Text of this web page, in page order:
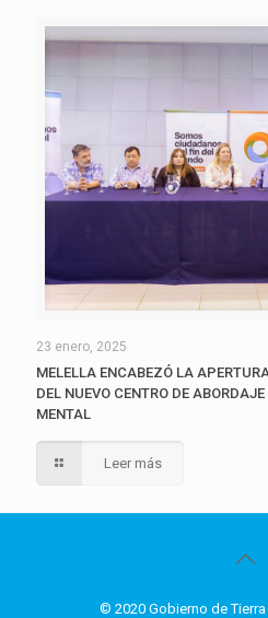
23 enero, 2025
MELELLA ENCABEZÓ LA
DEL NUEVO CENTRO DE
MENTAL
Leer más
© 2020 Gobierno de Tierra